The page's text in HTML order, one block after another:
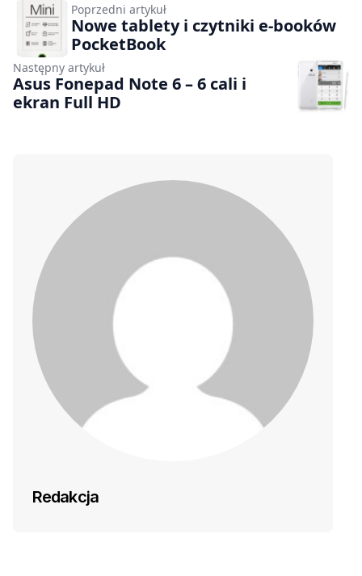
Poprzedni artykuł
Nowe tablety i czytniki e-booków
PocketBook
Następny artykuł
Asus Fonepad Note 6 – 6 cali i
ekran Full HD
Redakcja